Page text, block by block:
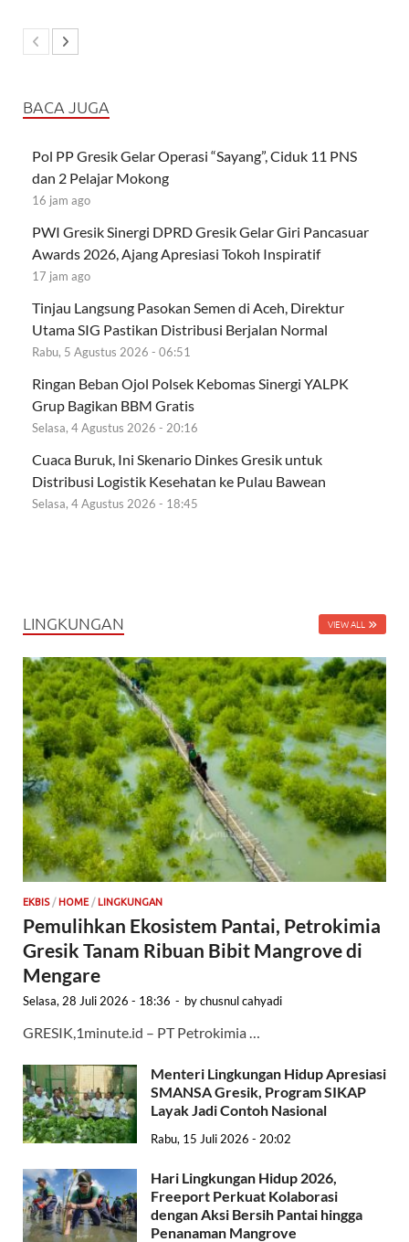
BACA JUGA
Pol PP Gresik Gelar Operasi “Sayang”, Ciduk 11 PNS
dan 2 Pelajar Mokong
16 jam ago
PWI Gresik Sinergi DPRD Gresik Gelar Giri Pancasuar
Awards 2026, Ajang Apresiasi Tokoh Inspiratif
17 jam ago
Tinjau Langsung Pasokan Semen di Aceh, Direktur
Utama SIG Pastikan Distribusi Berjalan Normal
Rabu, 5 Agustus 2026 - 06:51
Ringan Beban Ojol Polsek Kebomas Sinergi YALPK
Grup Bagikan BBM Gratis
Selasa, 4 Agustus 2026 - 20:16
Cuaca Buruk, Ini Skenario Dinkes Gresik untuk
Distribusi Logistik Kesehatan ke Pulau Bawean
Selasa, 4 Agustus 2026 - 18:45
LINGKUNGAN VIEW ALL
EKBIS/ HOME / LINGKUNGAN
Pemulihkan Ekosistem Pantai, Petrokimia
Gresik Tanam Ribuan Bibit Mangrove di
Mengare
Selasa, 28 Juli 2026 - 18:36 - bychusnul cahyadi
GRESIK,1minute.id – PT Petrokimia …
Menteri Lingkungan Hidup Apresiasi
SMANSA Gresik, Program SIKAP
Layak Jadi Contoh Nasional
Rabu, 15 Juli 2026 - 20:02
Hari Lingkungan Hidup 2026,
Freeport Perkuat Kolaborasi
dengan Aksi Bersih Pantai hingga
Penanaman Mangrove